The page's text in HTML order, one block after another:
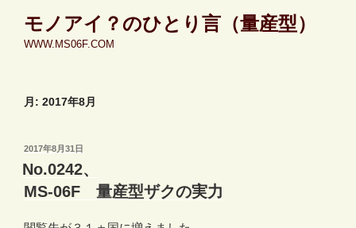
モノアイ？のひとり言（量産型）
WWW.MS06F.COM
月: 2017年8月
投
稿
日:
2017年8月31日
No.0242、
MS-06F 量産型ザクの実力